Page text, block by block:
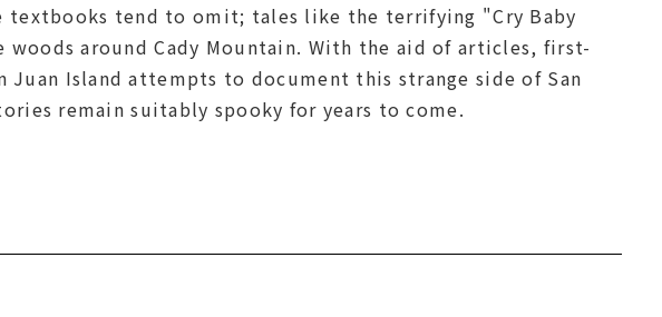
textbooks tend to omit; tales like the terrifying "Cry Baby
around Cady Mountain. With the aid of articles, first-
Juan Island attempts to document this strange side of San
remain suitably spooky for years to come.